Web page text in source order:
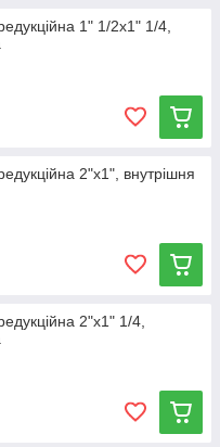
1" 1/2х1" 1/4,
2"х1", внутрішня
2"х1" 1/4,